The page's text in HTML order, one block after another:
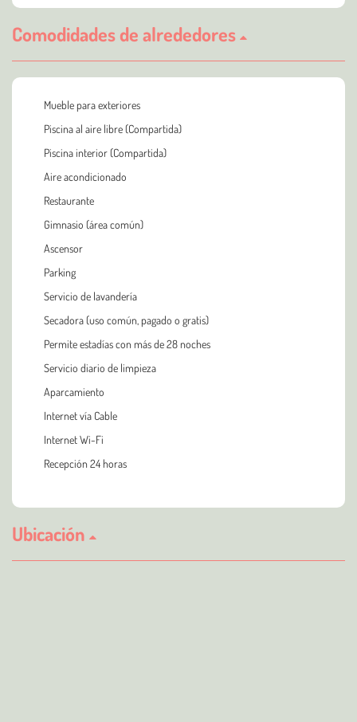
Comodidades de alrededores
Mueble para exteriores
Piscina al aire libre (Compartida)
Piscina interior (Compartida)
Aire acondicionado
Restaurante
Gimnasio (área común)
Ascensor
Parking
Servicio de lavandería
Secadora (uso común, pagado o gratis)
Permite estadías con más de 28 noches
Servicio diario de limpieza
Aparcamiento
Internet vía Cable
Internet Wi-Fi
Recepción 24 horas
Ubicación